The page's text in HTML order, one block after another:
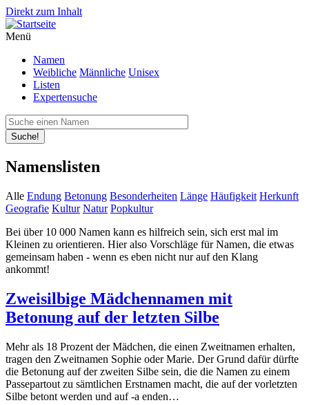
Direkt zum Inhalt
Menü
Namen
Weibliche Männliche Unisex
Listen
Expertensuche
Suche!
Namenslisten
Alle Endung Betonung Besonderheiten Länge Häufigkeit Herkunft
Geografie Kultur Natur Popkultur
Bei über 10 000 Namen kann es hilfreich sein, sich erst mal im
Kleinen zu orientieren. Hier also Vorschläge für Namen, die etwas
gemeinsam haben - wenn es eben nicht nur auf den Klang
ankommt!
Zweisilbige Mädchennamen mit
Betonung auf der letzten Silbe
Mehr als 18 Prozent der Mädchen, die einen Zweitnamen erhalten,
tragen den Zweitnamen Sophie oder Marie. Der Grund dafür dürfte
die Betonung auf der zweiten Silbe sein, die die Namen zu einem
Passepartout zu sämtlichen Erstnamen macht, die auf der vorletzten
Silbe betont werden und auf -a enden…